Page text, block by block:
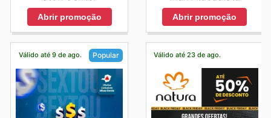
Abrir promoção Abrir promoção
Válido até 9 de ago. Popular Válido até 23 de ago.